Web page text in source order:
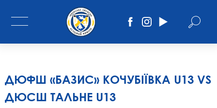
ДЮФШ «БАЗИС» КОЧУБІЇВКА U13 VS
ДЮСШ ТАЛЬНЕ U13